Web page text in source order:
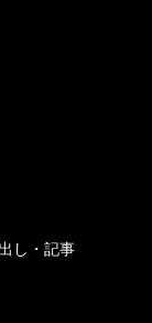
し・記事